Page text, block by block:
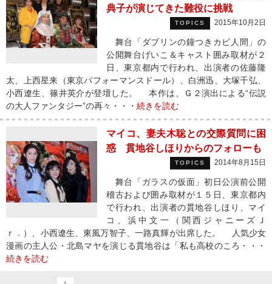
典子が演じてきた難役に挑戦
TOPICS 2015年10月2日
舞台「ダブリンの鐘つきカビ人間」の
公開舞台げいこ＆キャスト囲み取材が２
日、東京都内で行われ、出演者の佐藤隆
太、上西星来（東京パフォーマンスドール）、白洲迅、大塚千弘、
小西遼生、篠井英介が登壇した。 本作は、Ｇ２演出による“伝説
の大人ファンタジー”の再々・・・ 続きを読む
マイコ、妻夫木聡との交際質問に困
惑 貫地谷しほりからのフォローも
TOPICS 2014年8月15日
舞台「ガラスの仮面」初日公演前公開
稽古および囲み取材が１５日、東京都内
で行われ、出演者の貫地谷しほり、マイ
コ、浜中文一（関西ジャニーズＪ
ｒ．）、小西遼生、東風万智子、一路真輝が出席した。 人気少女
漫画の主人公・北島マヤを演じる貫地谷は「私も高校のころ・・・
続きを読む